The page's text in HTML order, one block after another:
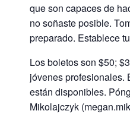
que son capaces de
no soñaste posible.
preparado. Establece
Los boletos son $50;
jóvenes profesionales.
están disponibles.
Mikolajczyk